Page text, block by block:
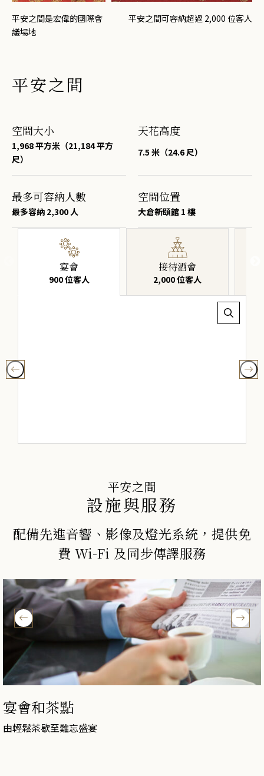
平安之間是宏偉的國際會
議場地
平安之間可容納超過 2,000 位客人
平安之間
空間大小
1,968 平方米（21,184 平方
尺）
天花高度
7.5 米（24.6 尺）
最多可容納人數
最多容納 2,300 人
空間位置
大倉新頤館 1 樓
宴會
900 位客人
接待酒會
2,000 位客人
平安之間
設施與服務
配備先進音響、影像及燈光系統，提供免
費 Wi-Fi 及同步傳譯服務
宴會和茶點
由輕鬆茶歇至難忘盛宴